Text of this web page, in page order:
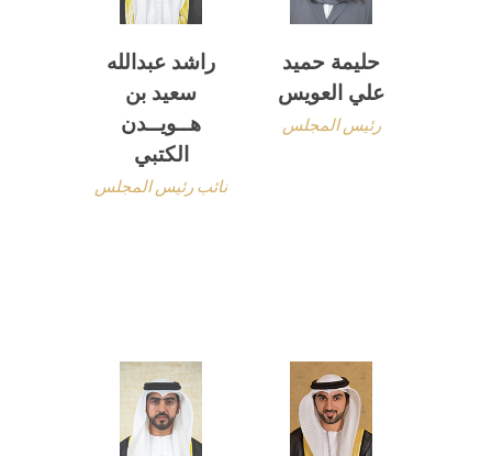
حليمة حميد
علي العويس
رئيس المجلس
راشد عبدالله
سعيد بن
هــويــدن
الكتبي
نائب رئيس المجلس